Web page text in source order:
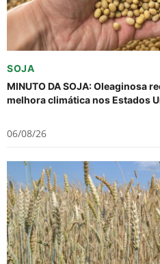
SOJA
MINUTO DA SOJA: Oleaginosa
melhora climática nos Estados
06/08/26